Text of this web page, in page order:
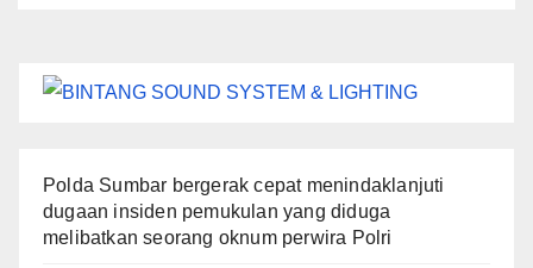
Polda Sumbar bergerak cepat menindaklanjuti
dugaan insiden pemukulan yang diduga
melibatkan seorang oknum perwira Polri